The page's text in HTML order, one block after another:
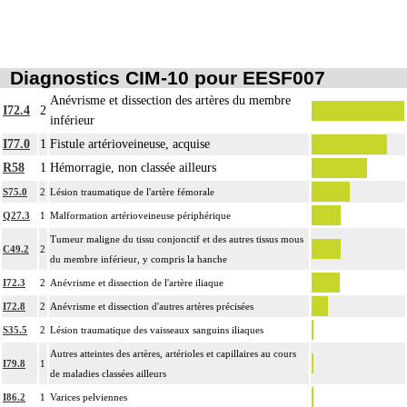
Notes
ponction transcutanée du vaisseau ou par incision du vaisseau
Par pontage vasculaire, on entend : déviation du flux vasculaire sans exérèse de
Par remplacement d'un vaisseau ou d'une structure vasculaire, on entend :
résection d'un axe ou d'une structure vasculaire avec reconstruction par greffe
ou prothèse.
Par thoracotomie, on entend : tout abord de la cavité thoracique - sternotomie,
thoracotomie latérale, thoracotomie postérieure.
La circulation extracorporelle [CEC] pour acte intrathoracique inclut, pour le
chirurgien, l'installation, la conduite de la circulation extracorporelle, et son
ablation. Elle inclut les responsabilités suivantes :
- décision de l'indication et choix de la technique
- choix du débit de CEC
- définition des protocoles de remplissage
Diagnostics CIM-10 pour EESF007
I72.4 2
Anévrisme et dissection des artères du membre
inférieur
I77.0
1 Fistule artérioveineuse, acquise
R58
1 Hémorragie, non classée ailleurs
S75.0 2 Lésion traumatique de l'artère fémorale
Q27.3 1 Malformation artérioveineuse périphérique
C49.2 2
Tumeur maligne du tissu conjonctif et des autres tissus mous
du membre inférieur, y compris la hanche
I72.3 2 Anévrisme et dissection de l'artère iliaque
I72.8 2 Anévrisme et dissection d'autres artères précisées
S35.5 2 Lésion traumatique des vaisseaux sanguins iliaques
I79.8 1
Autres atteintes des artères, artérioles et capillaires au cours
de maladies classées ailleurs
I86.2 1 Varices pelviennes